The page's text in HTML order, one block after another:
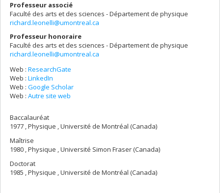
Professeur associé
Faculté des arts et des sciences - Département de physique
richard.leonelli@umontreal.ca
Professeur honoraire
Faculté des arts et des sciences - Département de physique
richard.leonelli@umontreal.ca
Web : ResearchGate
Web : LinkedIn
Web : Google Scholar
Web : Autre site web
Baccalauréat
1977 , Physique , Université de Montréal (Canada)
Maîtrise
1980 , Physique , Université Simon Fraser (Canada)
Doctorat
1985 , Physique , Université de Montréal (Canada)